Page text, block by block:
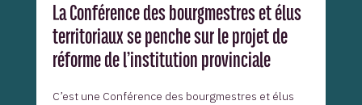
La Conférence des bourgmestres et élus
territoriaux se penche sur le projet de
réforme de l’institution provinciale
C’est une Conférence des bourgmestres et élus